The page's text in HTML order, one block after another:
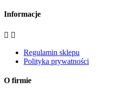
Informacje
 
Regulamin sklepu
Polityka prywatności
O firmie